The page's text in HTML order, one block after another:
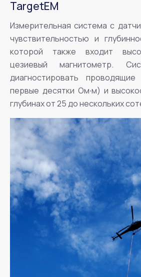
TargetEM
Измерительная система с
чувствительностью и
которой также входит
цезиевый магнитометр.
диагностировать
первые десятки Ом∙м) и
глубинах от 25 до нескольких